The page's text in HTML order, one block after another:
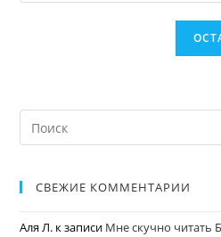
СВЕЖИЕ КОММЕНТАРИИ
Аля Л. к записи Мне скучно читать